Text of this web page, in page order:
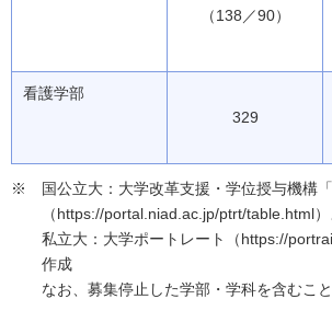
（138／90）
看護学部
329
国公立大：大学改革支援・学位授与機構
（https://portal.niad.ac.jp/ptrt/table.html
私立大：大学ポートレート（https://
作成
なお、募集停止した学部・学科を含むこと